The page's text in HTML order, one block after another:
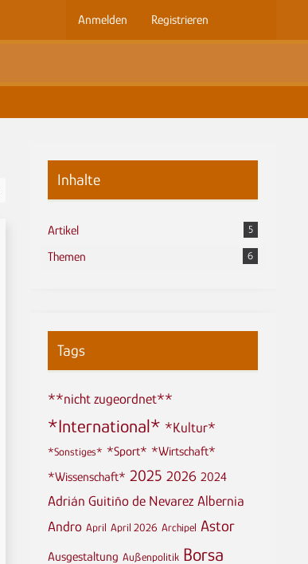
Anmelden Registrieren
Inhalte
Artikel 5
Themen 6
Tags
**nicht zugeordnet**
*International* *Kultur*
*Sonstiges* *Sport* *Wirtschaft*
*Wissenschaft* 2025 2026 2024
Adrián Guitiño de Nevarez Albernia
Andro April April 2026 Archipel Astor
Ausgestaltung Außenpolitik Borsa